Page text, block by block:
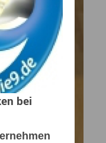
bei